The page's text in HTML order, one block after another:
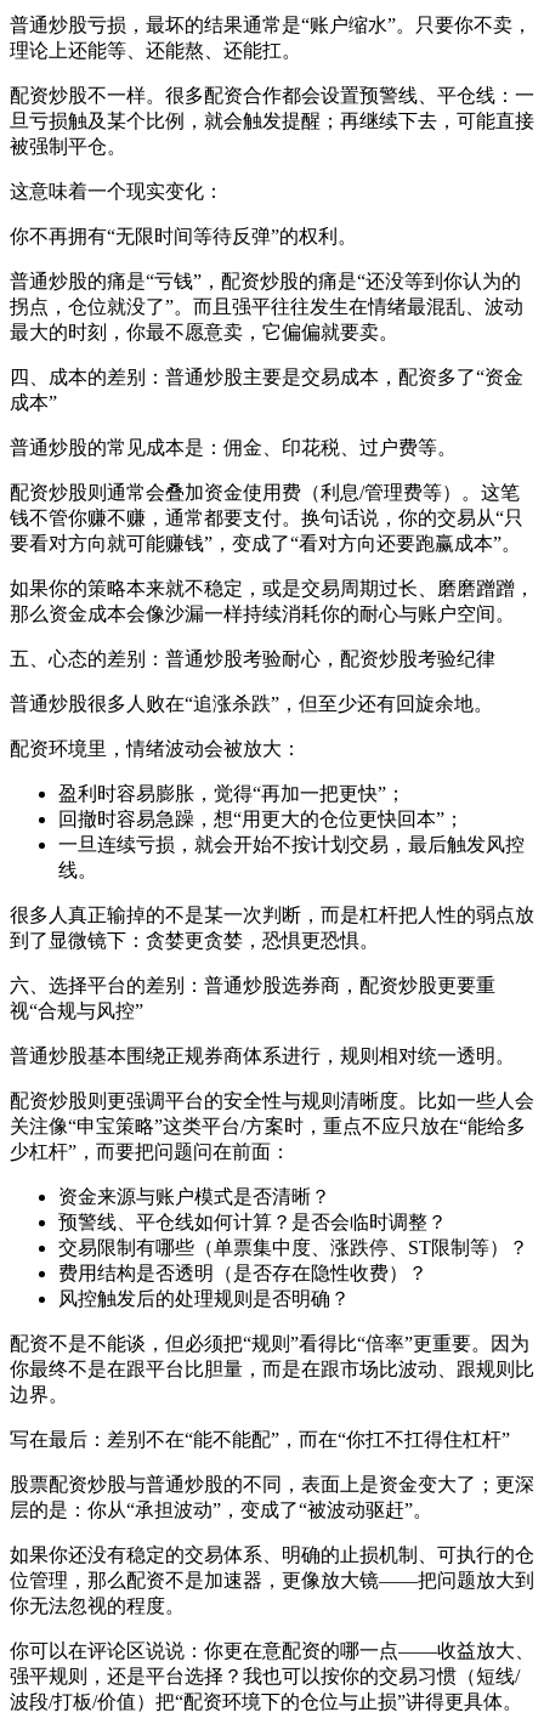
普通炒股亏损，最坏的结果通常是“账户缩水”。只要你不卖，
理论上还能等、还能熬、还能扛。
配资炒股不一样。很多配资合作都会设置预警线、平仓线：一
旦亏损触及某个比例，就会触发提醒；再继续下去，可能直接
被强制平仓。
这意味着一个现实变化：
你不再拥有“无限时间等待反弹”的权利。
普通炒股的痛是“亏钱”，配资炒股的痛是“还没等到你认为的
拐点，仓位就没了”。而且强平往往发生在情绪最混乱、波动
最大的时刻，你最不愿意卖，它偏偏就要卖。
四、成本的差别：普通炒股主要是交易成本，配资多了“资金
成本”
普通炒股的常见成本是：佣金、印花税、过户费等。
配资炒股则通常会叠加资金使用费（利息/管理费等）。这笔
钱不管你赚不赚，通常都要支付。换句话说，你的交易从“只
要看对方向就可能赚钱”，变成了“看对方向还要跑赢成本”。
如果你的策略本来就不稳定，或是交易周期过长、磨磨蹭蹭，
那么资金成本会像沙漏一样持续消耗你的耐心与账户空间。
五、心态的差别：普通炒股考验耐心，配资炒股考验纪律
普通炒股很多人败在“追涨杀跌”，但至少还有回旋余地。
配资环境里，情绪波动会被放大：
盈利时容易膨胀，觉得“再加一把更快”；
回撤时容易急躁，想“用更大的仓位更快回本”；
一旦连续亏损，就会开始不按计划交易，最后触发风控
线。
很多人真正输掉的不是某一次判断，而是杠杆把人性的弱点放
到了显微镜下：贪婪更贪婪，恐惧更恐惧。
六、选择平台的差别：普通炒股选券商，配资炒股更要重
视“合规与风控”
普通炒股基本围绕正规券商体系进行，规则相对统一透明。
配资炒股则更强调平台的安全性与规则清晰度。比如一些人会
关注像“申宝策略”这类平台/方案时，重点不应只放在“能给多
少杠杆”，而要把问题问在前面：
资金来源与账户模式是否清晰？
预警线、平仓线如何计算？是否会临时调整？
交易限制有哪些（单票集中度、涨跌停、ST限制等）？
费用结构是否透明（是否存在隐性收费）？
风控触发后的处理规则是否明确？
配资不是不能谈，但必须把“规则”看得比“倍率”更重要。因为
你最终不是在跟平台比胆量，而是在跟市场比波动、跟规则比
边界。
写在最后：差别不在“能不能配”，而在“你扛不扛得住杠杆”
股票配资炒股与普通炒股的不同，表面上是资金变大了；更深
层的是：你从“承担波动”，变成了“被波动驱赶”。
如果你还没有稳定的交易体系、明确的止损机制、可执行的仓
位管理，那么配资不是加速器，更像放大镜——把问题放大到
你无法忽视的程度。
你可以在评论区说说：你更在意配资的哪一点——收益放大、
强平规则，还是平台选择？我也可以按你的交易习惯（短线/
波段/打板/价值）把“配资环境下的仓位与止损”讲得更具体。